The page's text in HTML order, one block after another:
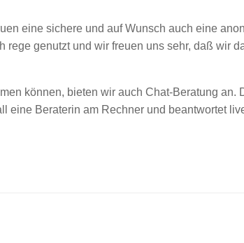
eine sichere und auf Wunsch auch eine
genutzt und wir freuen uns sehr, daß wir
können, bieten wir auch Chat-Beratung an.
eine Beraterin am Rechner und beantwortet